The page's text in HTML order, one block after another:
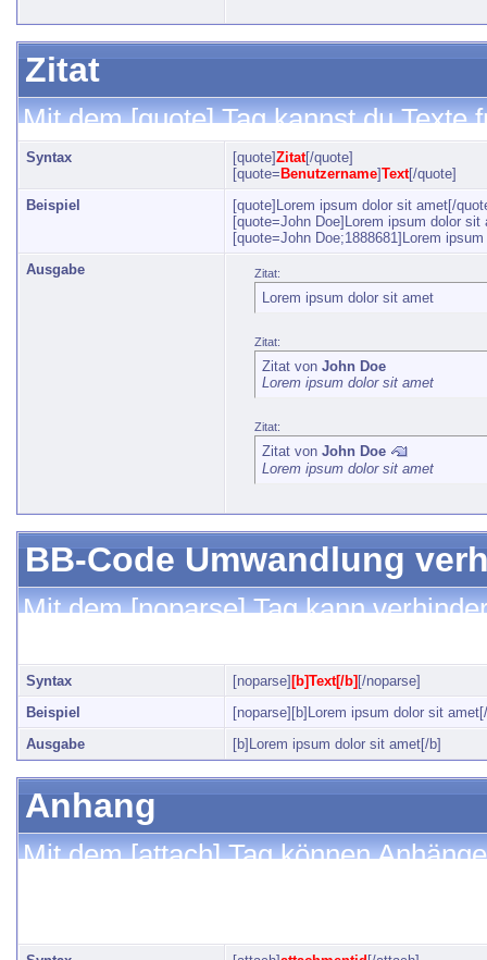
Zitat
Mit dem [quote] Tag kannst du Texte
Syntax [quote]Zitat[/quote]
[quote= Benutzername]Text[/quote]
Beispiel
[quote]Lorem ipsum dolor sit amet[/
[quote=John Doe]Lorem ipsum dolor sit
[quote=John Doe;1888681]Lorem
Ausgabe
Zitat:
Lorem ipsum dolor sit amet
Zitat:
Zitat von John Doe
Lorem ipsum dolor sit amet
Zitat:
Zitat von John Doe
Lorem ipsum dolor sit amet
BB-Code Umwandlung
Mit dem [noparse] Tag kann
Syntax [noparse] [b]Text[/b] [/noparse]
Beispiel
[noparse][b]Lorem ipsum dolor sit
Ausgabe
[b]Lorem ipsum dolor sit amet[/b]
Anhang
Mit dem [attach] Tag können